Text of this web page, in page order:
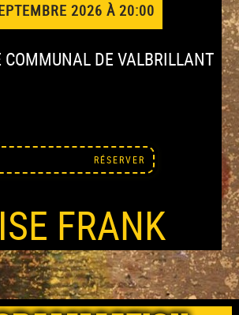
2026 À 20:00
DE VALBRILLANT
RÉSERVER
FRANK